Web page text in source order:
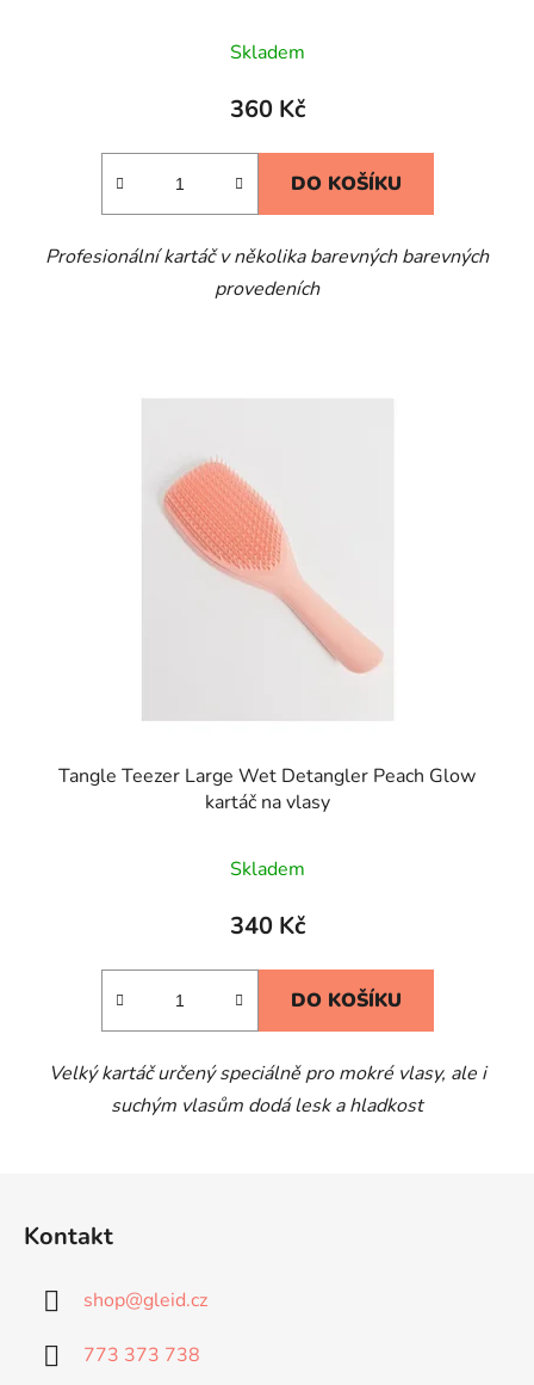
Skladem
360 Kč
DO KOŠÍKU
Profesionální kartáč v několika barevných barevných
provedeních
Tangle Teezer Large Wet Detangler Peach Glow
kartáč na vlasy
hodnocení
produktu
5,0
hvězdiček.
Skladem
340 Kč
DO KOŠÍKU
Velký kartáč určený speciálně pro mokré vlasy, ale i
suchým vlasům dodá lesk a hladkost
Kontakt
shop@gleid.cz
773 373 738